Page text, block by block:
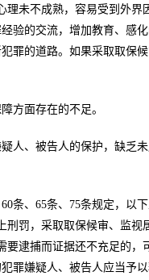
未不成熟，容易受到外
验的交流，增加教育、感
罪的道路。如果采取取保
方面存在的不足。
人、被告人的保护，缺乏
条、65条、75条规定，以
罚，采取取保候审、监视
逮捕而证据还不充足的
罪嫌疑人、被告人应当予